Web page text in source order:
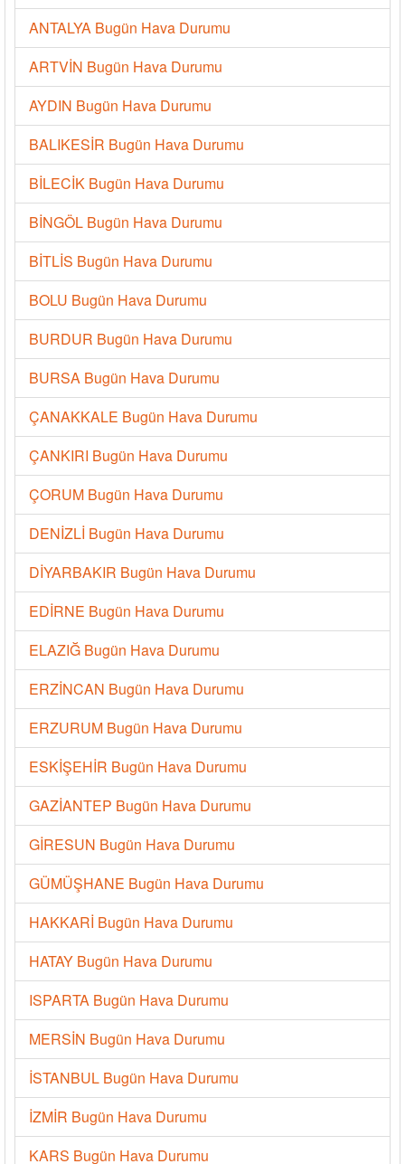
ANTALYA Bugün Hava Durumu
ARTVİN Bugün Hava Durumu
AYDIN Bugün Hava Durumu
BALIKESİR Bugün Hava Durumu
BİLECİK Bugün Hava Durumu
BİNGÖL Bugün Hava Durumu
BİTLİS Bugün Hava Durumu
BOLU Bugün Hava Durumu
BURDUR Bugün Hava Durumu
BURSA Bugün Hava Durumu
ÇANAKKALE Bugün Hava Durumu
ÇANKIRI Bugün Hava Durumu
ÇORUM Bugün Hava Durumu
DENİZLİ Bugün Hava Durumu
DİYARBAKIR Bugün Hava Durumu
EDİRNE Bugün Hava Durumu
ELAZIĞ Bugün Hava Durumu
ERZİNCAN Bugün Hava Durumu
ERZURUM Bugün Hava Durumu
ESKİŞEHİR Bugün Hava Durumu
GAZİANTEP Bugün Hava Durumu
GİRESUN Bugün Hava Durumu
GÜMÜŞHANE Bugün Hava Durumu
HAKKARİ Bugün Hava Durumu
HATAY Bugün Hava Durumu
ISPARTA Bugün Hava Durumu
MERSİN Bugün Hava Durumu
İSTANBUL Bugün Hava Durumu
İZMİR Bugün Hava Durumu
KARS Bugün Hava Durumu